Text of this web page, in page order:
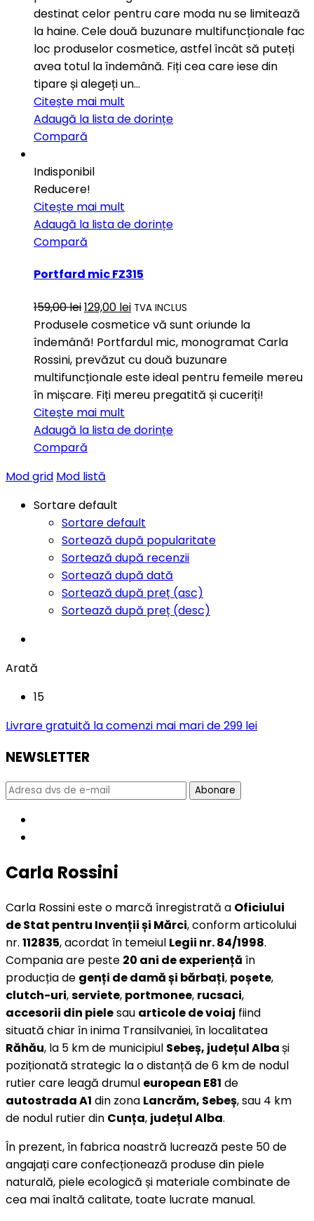
destinat celor pentru care moda nu se limitează
la haine. Cele două buzunare multifuncționale fac
loc produselor cosmetice, astfel încât să puteți
avea totul la îndemână. Fiți cea care iese din
tipare și alegeți un…
Citește mai mult
Adaugă la lista de dorințe
Compară
Indisponibil
Reducere!
Citește mai mult
Adaugă la lista de dorințe
Compară
Portfard mic FZ315
159,00lei129,00 lei TVA INCLUS
Produsele cosmetice vă sunt oriunde la
îndemână! Portfardul mic, monogramat Carla
Rossini, prevăzut cu două buzunare
multifuncționale este ideal pentru femeile mereu
în mișcare. Fiți mereu pregatită și cuceriți!
Citește mai mult
Adaugă la lista de dorințe
Compară
Mod grid Mod listă
Sortare default
Sortare default
Sortează după popularitate
Sortează după recenzii
Sortează după dată
Sortează după preț (asc)
Sortează după preț (desc)
Arată
15
Livrare gratuită la comenzi mai mari de 299 lei
NEWSLETTER
Abonare
Carla Rossini
Carla Rossini este o marcă înregistrată a Oficiului
de Stat pentru Invenții și Mărci, conform articolului
nr. 112835, acordat în temeiul Legii nr. 84/1998.
Compania are peste 20 ani de experiență în
producția de genți de damă și bărbați, poșete,
clutch-uri,serviete, portmonee, rucsaci,
accesorii din pielesau articole de voiaj fiind
situată chiar în inima Transilvaniei, în localitatea
Răhău, la 5 km de municipiul Sebeș, județul Albași
poziționată strategic la o distanță de 6 km de nodul
rutier care leagă drumul european E81 de
autostrada A1 din zona Lancrăm, Sebeș, sau 4 km
de nodul rutier din Cunța, județul Alba.
În prezent, în fabrica noastră lucrează peste 50 de
angajați care confecționează produse din piele
naturală, piele ecologică și materiale combinate de
cea mai înaltă calitate, toate lucrate manual.